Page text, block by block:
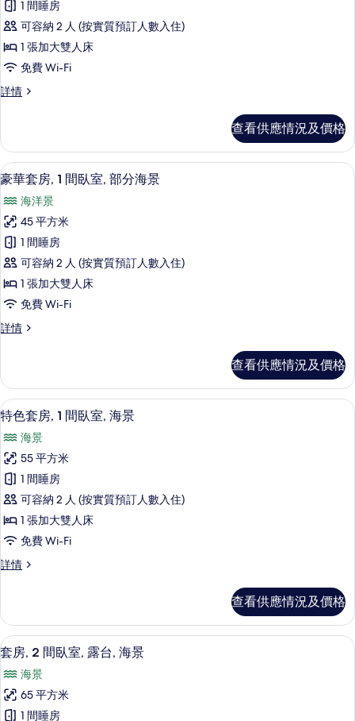
分
海
景
(Balcony)
的
分
海
景
(Balcony)
詳
普
通
套
房,
1
臥
室,
山
景
的
相
片
1 間睡房
可容納 2 人 (按實質預訂人數入住)
1 張加大雙人床
免費 Wi-Fi
詳情
普
1
間
臥
山
景
詳
情
查看供應情況及價格
載
入
所
有
豪
華
套
房,
1
臥
室,
部
分
海
景
的
相
片
豪華套房, 1 間臥室, 部分海景 | 客廳 |
5
豪華套房, 1 間臥室, 部分海景
海洋景
45 平方米
1 間睡房
可容納 2 人 (按實質預訂人數入住)
1 張加大雙人床
免費 Wi-Fi
詳情
豪
1
間
臥
部
分
海
景
詳
情
查看供應情況及價格
載
入
所
有
特
色
套
房,
1
臥
室,
海
景
的
相
特色套房, 1 間臥室, 海景 | 客廳 | 55
5
特色套房, 1 間臥室, 海景
海景
55 平方米
1 間睡房
可容納 2 人 (按實質預訂人數入住)
1 張加大雙人床
免費 Wi-Fi
詳情
特
1
間
臥
海
景
詳
查看供應情況及價格
載
入
所
有
5
套房, 2 間臥室, 露台, 海景
海景
65 平方米
1 間睡房